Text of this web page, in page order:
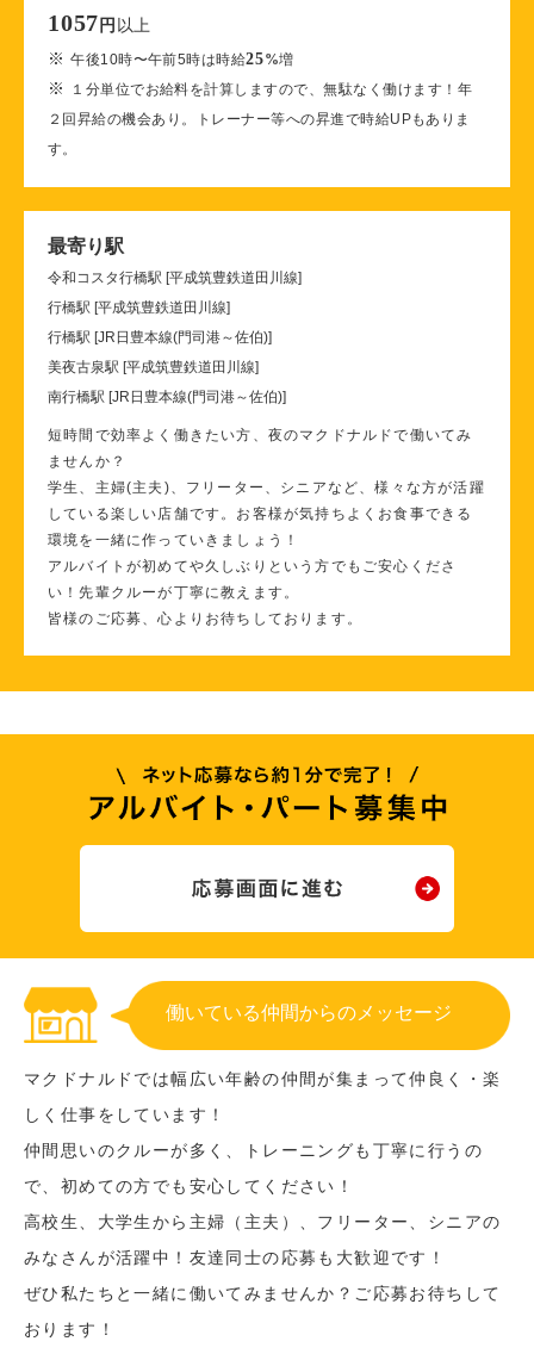
1057 円 以上
※午後10時〜午前5時は時給25%増
※
１分単位でお給料を計算しますので、無駄なく働けます！年
２回昇給の機会あり。トレーナー等への昇進で時給UPもありま
す。
最寄り駅
令和コスタ行橋駅 [平成筑豊鉄道田川線]
行橋駅 [平成筑豊鉄道田川線]
行橋駅 [JR日豊本線(門司港～佐伯)]
美夜古泉駅 [平成筑豊鉄道田川線]
南行橋駅 [JR日豊本線(門司港～佐伯)]
短時間で効率よく働きたい方、夜のマクドナルドで働いてみ
ませんか？
学生、主婦(主夫)、フリーター、シニアなど、様々な方が活躍
している楽しい店舗です。お客様が気持ちよくお食事できる
環境を一緒に作っていきましょう！
アルバイトが初めてや久しぶりという方でもご安心くださ
い！先輩クルーが丁寧に教えます。
皆様のご応募、心よりお待ちしております。
働いている仲間からのメッセージ
マクドナルドでは幅広い年齢の仲間が集まって仲良く・楽
しく仕事をしています！
仲間思いのクルーが多く、トレーニングも丁寧に行うの
で、初めての方でも安心してください！
高校生、大学生から主婦（主夫）、フリーター、シニアの
みなさんが活躍中！友達同士の応募も大歓迎です！
ぜひ私たちと一緒に働いてみませんか？ご応募お待ちして
おります！